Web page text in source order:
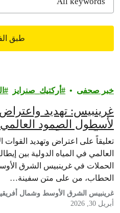
طبق
خبر صحفى أركتيك_صنرايز
غرينبيس: تهديد واعتراض
لأسطول الصمود العالمي
يشكّل انتهاكاً للقانون
تعليقاً على اعتراض وتهديد القوات
العالمي في المياه الدولية بين
الحملات في غرينبيس الشرق
الحطاب، من على متن سفينة…
غرينبيس الشرق الأوسط وشمال
أبريل 30, 2026